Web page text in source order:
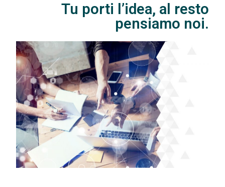
Tu porti l’idea, al resto
pensiamo noi.